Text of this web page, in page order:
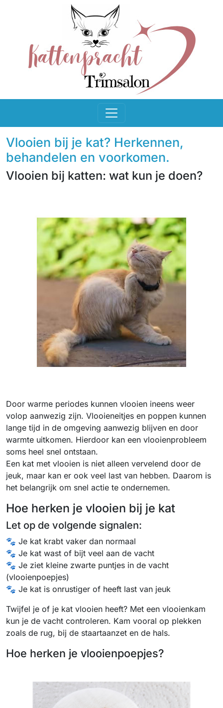
Vlooien bij je kat? Herkennen,
behandelen en voorkomen.
Vlooien bij katten: wat kun je doen?
Door warme periodes kunnen vlooien ineens weer
volop aanwezig zijn. Vlooieneitjes en poppen kunnen
lange tijd in de omgeving aanwezig blijven en door
warmte uitkomen. Hierdoor kan een vlooienprobleem
soms heel snel ontstaan.
Een kat met vlooien is niet alleen vervelend door de
jeuk, maar kan er ook veel last van hebben. Daarom is
het belangrijk om snel actie te ondernemen.
Hoe herken je vlooien bij je kat
Let op de volgende signalen:
🐾 Je kat krabt vaker dan normaal
🐾 Je kat wast of bijt veel aan de vacht
🐾 Je ziet kleine zwarte puntjes in de vacht
(vlooienpoepjes)
🐾 Je kat is onrustiger of heeft last van jeuk
Twijfel je of je kat vlooien heeft? Met een vlooienkam
kun je de vacht controleren. Kam vooral op plekken
zoals de rug, bij de staartaanzet en de hals.
Hoe herken je vlooienpoepjes?